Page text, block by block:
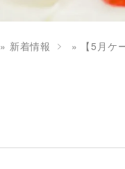
» 新着情報 » 【5月